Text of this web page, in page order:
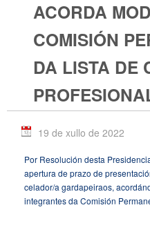
ACORDA
COMISIÓN
DA LISTA DE
19 de xullo de 2022
Por Resolución desta
apertura de prazo de
celador/a gardapeiraos,
integrantes da Comisión